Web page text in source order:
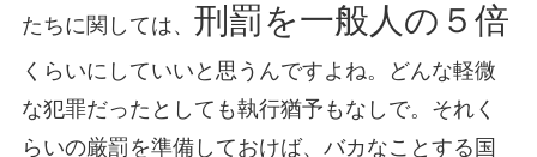
たちに関しては、 刑罰を一般人の５倍
くらいにしていいと思うんですよね。どんな軽微
な犯罪だったとしても執行猶予もなしで。それく
らいの厳罰を準備しておけば、バカなことする国